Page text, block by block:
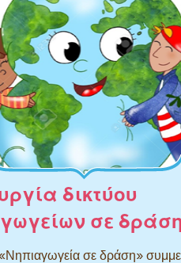
δικτύου
σε
σε δράση»